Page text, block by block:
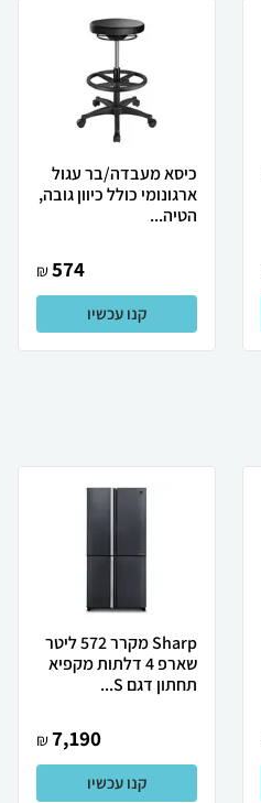
כיסא מעבדה/בר עגול
ארגונומי כולל כיוון גובה,
הטיה...
574
₪
קנו עכשיו
Sharp מקרר 572 ליטר
שארפ 4 דלתות מקפיא
תחתון דגם S...
7,190
₪
קנו עכשיו